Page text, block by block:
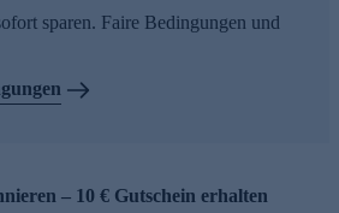
sparen. Faire Bedingungen und
– 10 € Gutschein erhalten